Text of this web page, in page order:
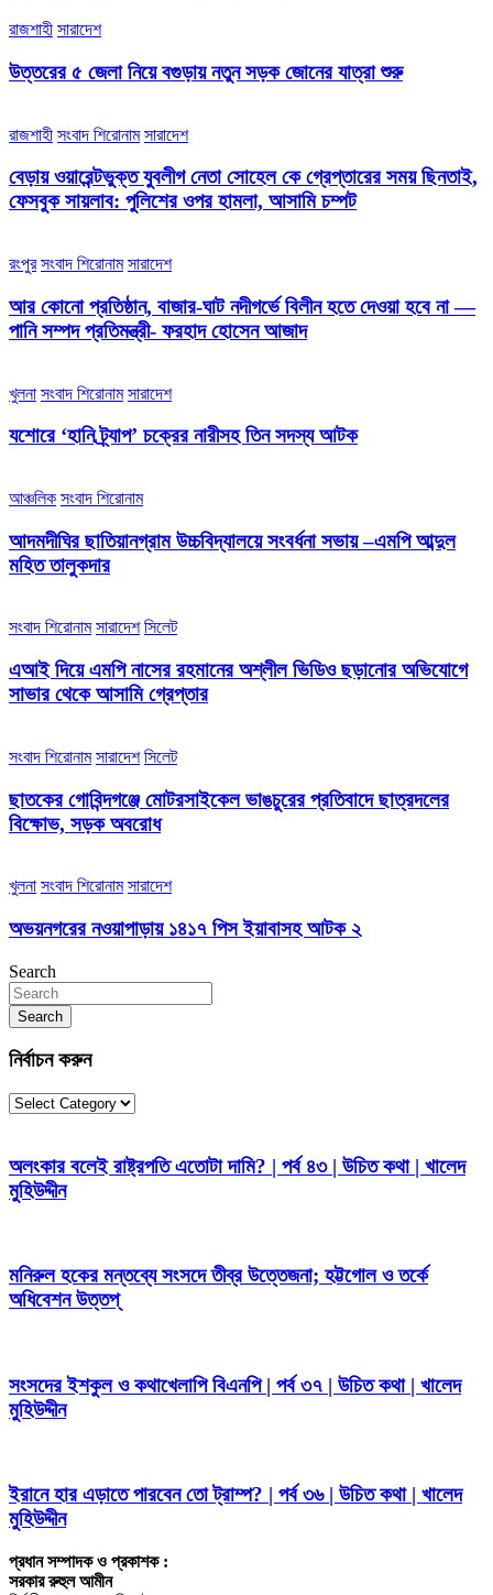
রাজশাহী সারাদেশ
উত্তরের ৫ জেলা নিয়ে বগুড়ায় নতুন সড়ক জোনের যাত্রা শুরু
রাজশাহী সংবাদ শিরোনাম সারাদেশ
বেড়ায় ওয়ারেন্টভুক্ত যুবলীগ নেতা সোহেল কে গ্রেপ্তারের সময় ছিনতাই,
ফেসবুক সায়লাব: পুলিশের ওপর হামলা, আসামি চম্পট
রংপুর সংবাদ শিরোনাম সারাদেশ
আর কোনো প্রতিষ্ঠান, বাজার-ঘাট নদীগর্ভে বিলীন হতে দেওয়া হবে না —
পানি সম্পদ প্রতিমন্ত্রী- ফরহাদ হোসেন আজাদ
খুলনা সংবাদ শিরোনাম সারাদেশ
যশোরে ‘হানি ট্র্যাপ’ চক্রের নারীসহ তিন সদস্য আটক
আঞ্চলিক সংবাদ শিরোনাম
আদমদীঘির ছাতিয়ানগ্রাম উচ্চবিদ্যালয়ে সংবর্ধনা সভায় –এমপি আব্দুল
মহিত তালুকদার
সংবাদ শিরোনাম সারাদেশ সিলেট
এআই দিয়ে এমপি নাসের রহমানের অশ্লীল ভিডিও ছড়ানোর অভিযোগে
সাভার থেকে আসামি গ্রেপ্তার
সংবাদ শিরোনাম সারাদেশ সিলেট
ছাতকের গোবিন্দগঞ্জে মোটরসাইকেল ভাঙচুরের প্রতিবাদে ছাত্রদলের
বিক্ষোভ, সড়ক অবরোধ
খুলনা সংবাদ শিরোনাম সারাদেশ
অভয়নগরের নওয়াপাড়ায় ১৪১৭ পিস ইয়াবাসহ আটক ২
Search
Search
নির্বাচন করুন
নির্বাচন
অলংকার বলেই রাষ্ট্রপতি এতোটা দামি? | পর্ব ৪৩ | উচিত কথা | খালেদ
মুহিউদ্দীন
মনিরুল হকের মন্তব্যে সংসদে তীব্র উত্তেজনা; হট্টগোল ও তর্কে
অধিবেশন উত্তপ্
সংসদের ইশকুল ও কথাখেলাপি বিএনপি | পর্ব ৩৭ | উচিত কথা | খালেদ
মুহিউদ্দীন
ইরানে হার এড়াতে পারবেন তো ট্রাম্প? | পর্ব ৩৬ | উচিত কথা | খালেদ
মুহিউদ্দীন
প্রধান সম্পাদক ও প্রকাশক :
সরকার রুহুল আমীন